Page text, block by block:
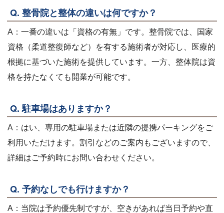
Q. 整骨院と整体の違いは何ですか？
A：一番の違いは「資格の有無」です。整骨院では、国家
資格（柔道整復師など）を有する施術者が対応し、医療的
根拠に基づいた施術を提供しています。一方、整体院は資
格を持たなくても開業が可能です。
Q. 駐車場はありますか？
A：はい、専用の駐車場または近隣の提携パーキングをご
利用いただけます。割引などのご案内もございますので、
詳細はご予約時にお問い合わせください。
Q. 予約なしでも行けますか？
A：当院は予約優先制ですが、空きがあれば当日予約や直